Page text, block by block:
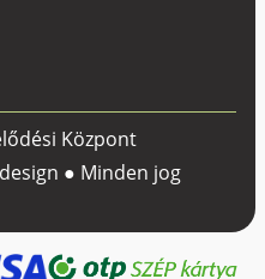
Központ
● Minden jog